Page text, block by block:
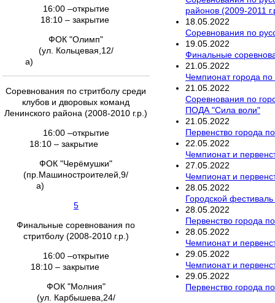
16:00 –открытие
18:10 – закрытие
ФОК "Олимп"
(ул. Кольцевая,12/
а)
Соревнования по стритболу среди
клубов и дворовых команд
Ленинского района (2008-2010 г.р.)
16:00 –открытие
18:10 – закрытие
ФОК "Черёмушки"
(пр.Машиностроителей,9/
а)
5
Финальные соревнования по
стритболу (2008-2010 г.р.)
16:00 –открытие
18:10 – закрытие
ФОК "Молния"
(ул. Карбышева,24/
районов (2009-2011
18 05 2022
Соревнования по
19 05 2022
Финальные
21 05 2022
Чемпионат города по
21 05 2022
Соревнования по
ПОДА "Сила воли"
21 05 2022
Первенство города
22 05 2022
Чемпионат и
27 05 2022
Чемпионат и
28 05 2022
Городской
28 05 2022
Первенство города
28 05 2022
Чемпионат и
29 05 2022
Чемпионат и
29 05 2022
Первенство города